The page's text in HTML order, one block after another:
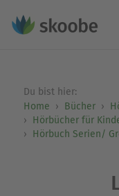
Du bist hier:
Home
Bücher
Hörbücher für
Hörbuch Serien/